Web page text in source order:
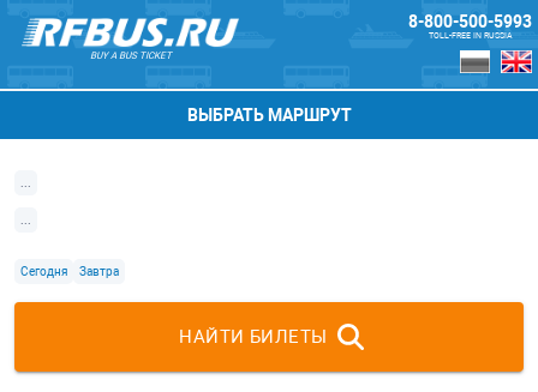
BUY A BUS TICKET
8-800-500-5993
TOLL-FREE IN RUSSIA
ВЫБРАТЬ МАРШРУТ
Сегодня Завтра
НАЙТИ БИЛЕТЫ